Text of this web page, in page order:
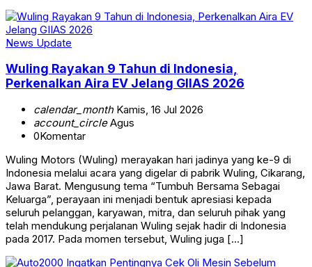
News Update
Wuling Rayakan 9 Tahun di Indonesia,
Perkenalkan Aira EV Jelang GIIAS 2026
calendar_monthKamis, 16 Jul 2026
account_circleAgus
0Komentar
Wuling Motors (Wuling) merayakan hari jadinya yang ke-9 di
Indonesia melalui acara yang digelar di pabrik Wuling, Cikarang,
Jawa Barat. Mengusung tema “Tumbuh Bersama Sebagai
Keluarga”, perayaan ini menjadi bentuk apresiasi kepada
seluruh pelanggan, karyawan, mitra, dan seluruh pihak yang
telah mendukung perjalanan Wuling sejak hadir di Indonesia
pada 2017. Pada momen tersebut, Wuling juga […]